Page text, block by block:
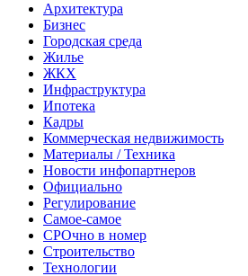
Архитектура
Бизнес
Городская среда
Жилье
ЖКХ
Инфраструктура
Ипотека
Кадры
Коммерческая недвижимость
Материалы / Техника
Новости инфопартнеров
Официально
Регулирование
Самое-самое
СРОчно в номер
Строительство
Технологии